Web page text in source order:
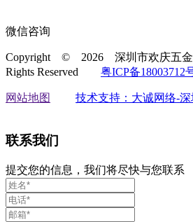
微信咨询
Copyright © 2026 深圳市欢庆五金
Rights Reserved
粤ICP备18003712
网站地图 技术支持：大诚网络-
联系我们
提交您的信息，我们将尽快与您联系